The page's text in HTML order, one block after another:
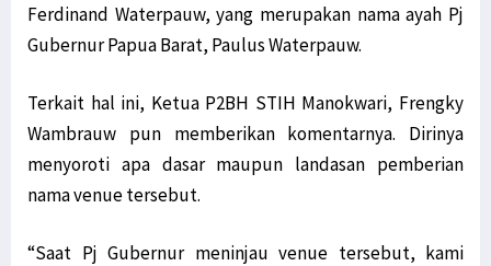
Ferdinand Waterpauw, yang merupakan nama ayah Pj
Gubernur Papua Barat, Paulus Waterpauw.
Terkait hal ini, Ketua P2BH STIH Manokwari, Frengky
Wambrauw pun memberikan komentarnya. Dirinya
menyoroti apa dasar maupun landasan pemberian
nama venue tersebut.
“Saat Pj Gubernur meninjau venue tersebut, kami